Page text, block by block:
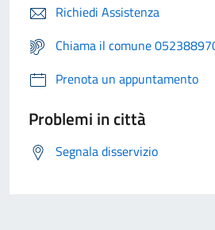
Richiedi Assistenza
Chiama il comune
Prenota un appuntamento
Problemi in città
Segnala disservizio